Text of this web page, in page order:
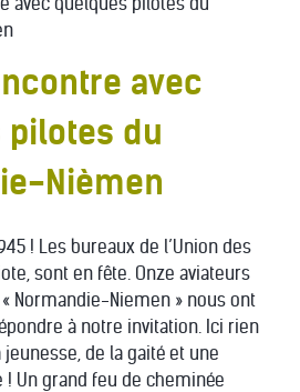
avec
pilotes du
Nièmen
! Les bureaux de l’Union des
sont en fête. Onze aviateurs
Normandie-Niemen » nous ont
à notre invitation. Ici rien
jeunesse, de la gaité et une
Un grand feu de cheminée